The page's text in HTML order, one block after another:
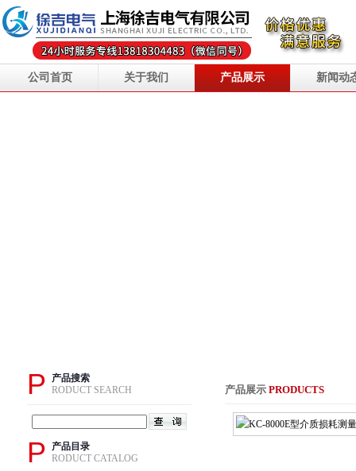
公司首页 关于我们 产品展示 新闻动
产品展示 PRODUCTS
P
产品搜索
RODUCT SEARCH
P
产品目录
RODUCT CATALOG